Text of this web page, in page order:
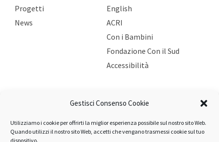
Gestisci Consenso Cookie
Utilizziamo i cookie per offrirti la miglior esperienza possibile sul nostro sito Web.
Quando utilizzi il nostro sito Web, accetti che vengano trasmessi cookie sul tuo
dispositivo.
Progetti
News
English
ACRI
Con i Bambini
Fondazione Con il Sud
Accessibilità
Bando Persona: pubblicati gli esiti 2026
5 Agosto 2026